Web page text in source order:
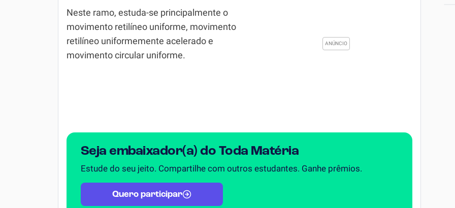
Todos os Exercícios
Neste ramo, estuda-se principalmente o
movimento retilíneo uniforme, movimento
retilíneo uniformemente acelerado e
movimento circular uniforme.
Seja embaixador(a) do Toda Matéria
Estude do seu jeito. Compartilhe com outros estudantes. Ganhe prêmios.
Quero participar